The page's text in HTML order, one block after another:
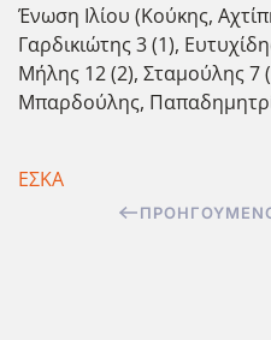
Ένωση Ιλίου (Κούκης,
Γαρδικιώτης 3 (1),
Μήλης 12 (2), Σταμούλης 7
Μπαρδούλης,
ΕΣΚΑ